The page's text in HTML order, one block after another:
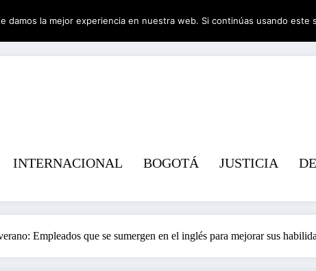
INTERNACIONAL BOGOTÁ JUSTICIA
Empleados que se sumergen en el inglés para mejorar sus
damos la mejor experiencia en nuestra web. Si continúas usando